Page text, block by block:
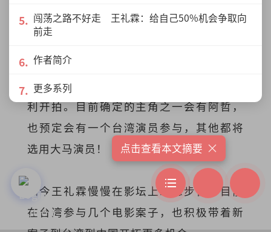
意放弃的理由。我只能越来越期待它到
王礼霖希望今年下半年可以在马来西亚顺
利开拍。目前确定的主角之一会有阿哲，
也预定会有一个台湾演员参与，其他都将
选用大马演员！
如今王礼霖慢慢在影坛上站稳步伐，目前
在台湾参与几个电影案子，也积极带着新
闯荡之路不好走 王礼霖：给自己50%机会争取向
前走
作者简介
更多系列
点击查看本文摘要 ×